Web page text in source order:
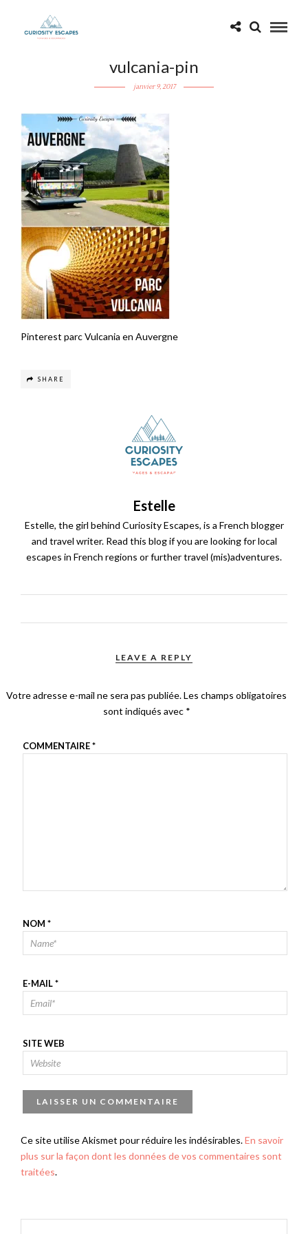
vulcania-pin
janvier 9, 2017
Pinterest parc Vulcania en Auvergne
SHARE
Estelle
Estelle, the girl behind Curiosity Escapes, is a French blogger
and travel writer. Read this blog if you are looking for local
escapes in French regions or further travel (mis)adventures.
LEAVE A REPLY
Votre adresse e-mail ne sera pas publiée.Les champs obligatoires
sont indiqués avec *
COMMENTAIRE*
NOM *
E-MAIL*
SITE WEB
Ce site utilise Akismet pour réduire les indésirables.En savoir
plus sur la façon dont les données de vos commentaires sont
traitées.